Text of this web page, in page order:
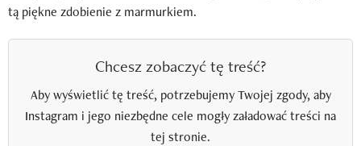
tą piękne zdobienie z marmurkiem.
Chcesz zobaczyć tę treść?
Aby wyświetlić tę treść, potrzebujemy Twojej zgody, aby
Instagram i jego niezbędne cele mogły załadować treści na
tej stronie.